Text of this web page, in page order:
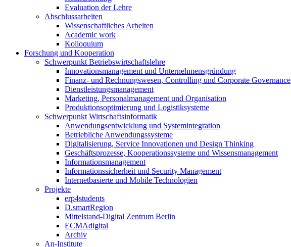
Evaluation der Lehre
Abschlussarbeiten
Wissenschaftliches Arbeiten
Academic work
Kolloquium
Forschung und Kooperation
Schwerpunkt Betriebswirtschaftslehre
Innovationsmanagement und Unternehmensgründung
Finanz- und Rechnungswesen, Controlling und Corporate Governance
Dienstleistungsmanagement
Marketing, Personalmanagement und Organisation
Produktionsoptimierung und Logistiksysteme
Schwerpunkt Wirtschaftsinformatik
Anwendungsentwicklung und Systemintegration
Betriebliche Anwendungssysteme
Digitalisierung, Service Innovationen und Design Thinking
Geschäftsprozesse, Kooperationssysteme und Wissensmanagement
Informationsmanagement
Informationssicherheit und Security Management
Internetbasierte und Mobile Technologien
Projekte
erp4students
D.smartRegion
Mittelstand-Digital Zentrum Berlin
ECMAdigital
Archiv
An-Institute